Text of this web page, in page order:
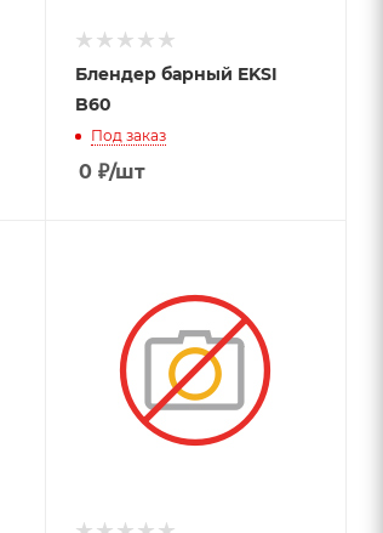
Блендер барный EKSI
B60
Под заказ
0₽/шт